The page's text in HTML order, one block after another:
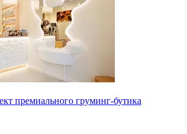
премиального груминг-бутика